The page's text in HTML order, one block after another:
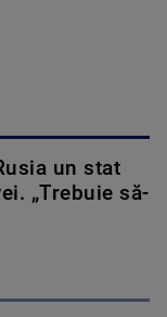
un stat
„Trebuie să-